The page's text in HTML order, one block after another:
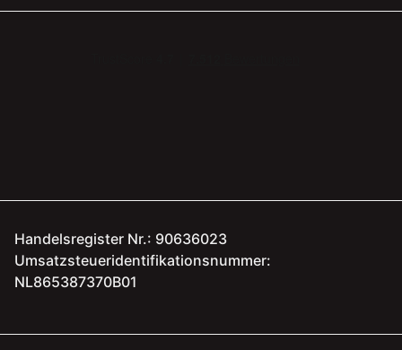
Handelsregister Nr.: 90636023
Umsatzsteueridentifikationsnummer:
NL865387370B01